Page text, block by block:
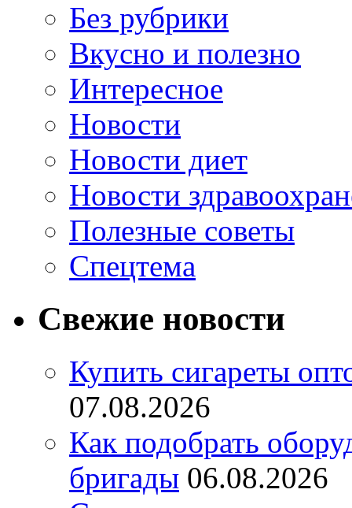
Без рубрики
Вкусно и полезно
Интересное
Новости
Новости диет
Новости
Полезные советы
Спецтема
Свежие новости
Купить сигареты
07.08.2026
Как подобрать
бригады 06.08.2026